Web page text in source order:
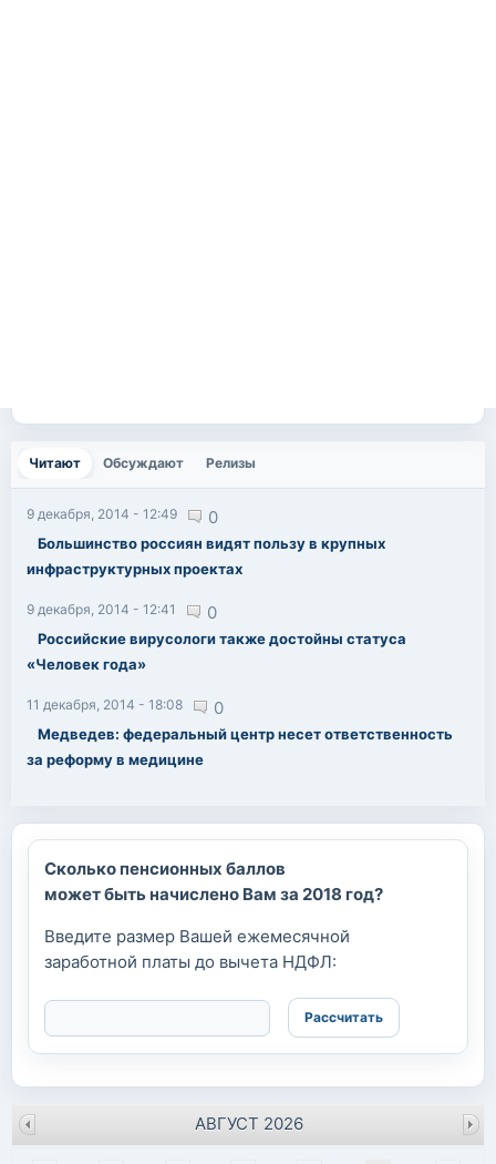
Читают
(активная вкладка)
Обсуждают Релизы
9 декабря, 2014 - 12:49 0
Большинство россиян видят пользу в крупных
инфраструктурных проектах
9 декабря, 2014 - 12:41 0
Российские вирусологи также достойны статуса
«Человек года»
11 декабря, 2014 - 18:08 0
Медведев: федеральный центр несет ответственность
за реформу в медицине
Сколько пенсионных баллов
может быть начислено Вам за 2018 год?
Введите размер Вашей ежемесячной
заработной платы до вычета НДФЛ:
АВГУСТ 2026